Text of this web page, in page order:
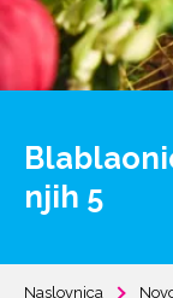
njih 5
Naslovnica